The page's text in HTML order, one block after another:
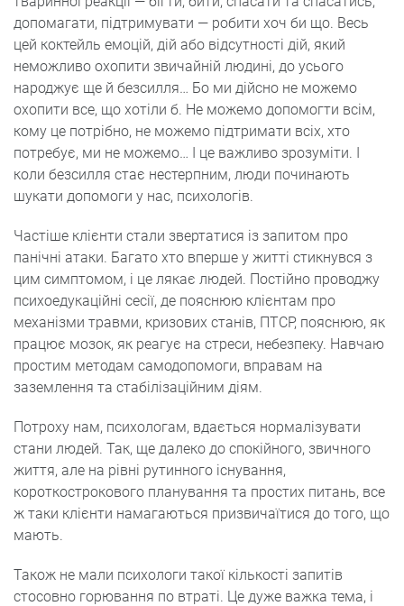
допомагати, підтримувати — робити хоч би що. Весь
цей коктейль емоцій, дій або відсутності дій, який
неможливо охопити звичайній людині, до усього
народжує ще й безсилля… Бо ми дійсно не можемо
охопити все, що хотіли б. Не можемо допомогти всім,
кому це потрібно, не можемо підтримати всіх, хто
потребує, ми не можемо… І це важливо зрозуміти. І
коли безсилля стає нестерпним, люди починають
шукати допомоги у нас, психологів.
Частіше клієнти стали звертатися із запитом про
панічні атаки. Багато хто вперше у житті стикнувся з
цим симптомом, і це лякає людей. Постійно проводжу
психоедукаційні сесії, де пояснюю клієнтам про
механізми травми, кризових станів, ПТСР, пояснюю, як
працює мозок, як реагує на стреси, небезпеку. Навчаю
простим методам самодопомоги, вправам на
заземлення та стабілізаційним діям.
Потроху нам, психологам, вдається нормалізувати
стани людей. Так, ще далеко до спокійного, звичного
життя, але на рівні рутинного існування,
короткострокового планування та простих питань, все
ж таки клієнти намагаються призвичаїтися до того, що
мають.
Також не мали психологи такої кількості запитів
стосовно горювання по втраті. Це дуже важка тема, і